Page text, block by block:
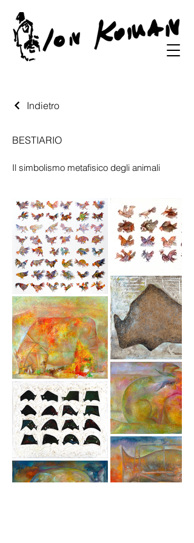
Indietro
BESTIARIO
Il simbolismo metafisico degli animali